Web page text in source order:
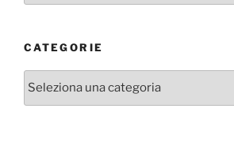
CATEGORIE
Categorie